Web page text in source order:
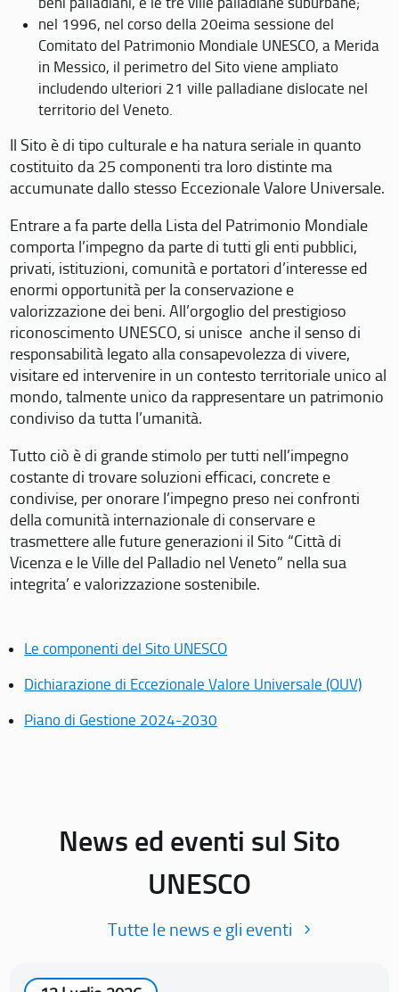
nel 1996, nel corso della 20eima sessione del
Comitato del Patrimonio Mondiale UNESCO, a Merida
in Messico, il perimetro del Sito viene ampliato
includendo ulteriori 21 ville palladiane dislocate nel
territorio del Veneto.
Il Sito è di tipo culturale e ha natura seriale in quanto
costituito da 25 componenti tra loro distinte ma
accumunate dallo stesso Eccezionale Valore Universale.
Entrare a fa parte della Lista del Patrimonio Mondiale
comporta l’impegno da parte di tutti gli enti pubblici,
privati, istituzioni, comunità e portatori d’interesse ed
enormi opportunità per la conservazione e
valorizzazione dei beni. All’orgoglio del prestigioso
riconoscimento UNESCO, si unisce anche il senso di
responsabilità legato alla consapevolezza di vivere,
visitare ed intervenire in un contesto territoriale unico al
mondo, talmente unico da rappresentare un patrimonio
condiviso da tutta l’umanità.
Tutto ciò è di grande stimolo per tutti nell’impegno
costante di trovare soluzioni efficaci, concrete e
condivise, per onorare l’impegno preso nei confronti
della comunità internazionale di conservare e
trasmettere alle future generazioni il Sito “Città di
Vicenza e le Ville del Palladio nel Veneto” nella sua
integrita’ e valorizzazione sostenibile.
Le componenti del Sito UNESCO
Dichiarazione di Eccezionale Valore Universale (OUV)
Piano di Gestione 2024-2030
News ed eventi sul Sito
UNESCO
Tutte le news e gli eventi